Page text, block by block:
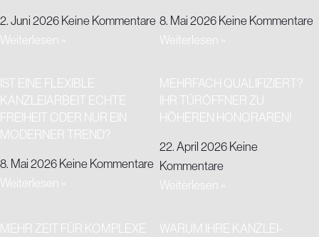
2. Juni 2026Keine Kommentare
Weiterlesen »
8. Mai 2026Keine Kommentare
Weiterlesen »
IST EINE FLEXIBLE
KANZLEIARBEIT ECHTE
FREIHEIT ODER NUR EIN
MODERNER TREND?
8. Mai 2026Keine Kommentare
Weiterlesen »
MEHRFACH QUALIFIZIERT?
IHR TÜRÖFFNER ZU
HÖHEREN HONORAREN!
22. April 2026Keine
Kommentare
Weiterlesen »
MEHR ZEIT FÜR KOMPLEXE
WARUM IHRE KANZLEI-